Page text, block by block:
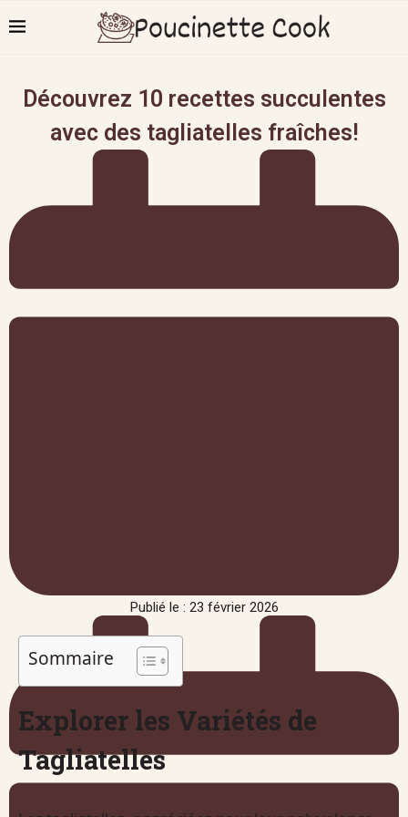
Découvrez 10 recettes succulentes
avec des tagliatelles fraîches!
Publié le : 23 février 2026
Sommaire
Explorer les Variétés de
Tagliatelles